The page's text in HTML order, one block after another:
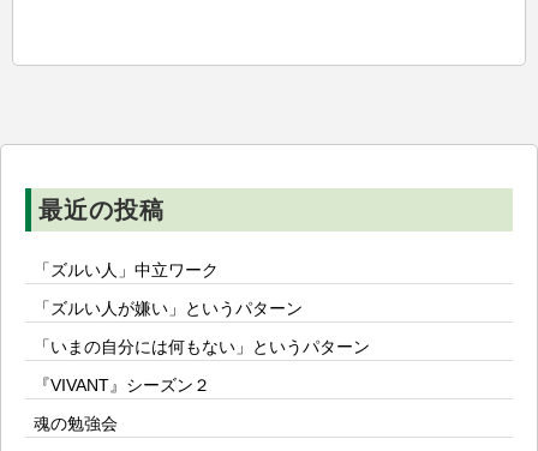
ー
最近の投稿
「ズルい人」中立ワーク
「ズルい人が嫌い」というパターン
「いまの自分には何もない」というパターン
『VIVANT』シーズン２
魂の勉強会